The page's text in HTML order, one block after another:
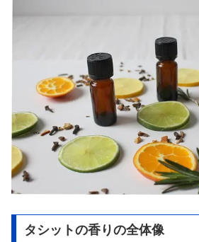
タシットの香りの全体像